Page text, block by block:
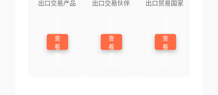
出口交易产品
查
看
出口交易伙伴
查
看
出口贸易国家
查
看